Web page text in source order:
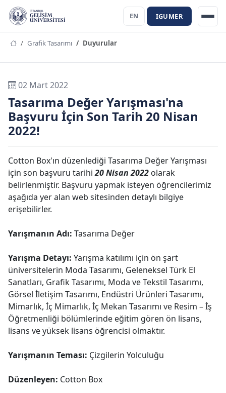
EN IGUMER
Grafik Tasarımı Duyurular
02 Mart 2022
Tasarıma Değer Yarışması'na
Başvuru İçin Son Tarih 20 Nisan
2022!
Cotton Box'ın düzenlediği Tasarıma Değer Yarışması
için son başvuru tarihi20 Nisan 2022 olarak
belirlenmiştir. Başvuru yapmak isteyen öğrencilerimiz
aşağıda yer alan web sitesinden detaylı bilgiye
erişebilirler.
Yarışmanın Adı: Tasarıma Değer
Yarışma Detayı: Yarışma katılımı için ön şart
üniversitelerin Moda Tasarımı, Geleneksel Türk El
Sanatları, Grafik Tasarımı, Moda ve Tekstil Tasarımı,
Görsel İletişim Tasarımı, Endüstri Ürünleri Tasarımı,
Mimarlık, İç Mimarlık, İç Mekan Tasarımı ve Resim – İş
Öğretmenliği bölümlerinde eğitim gören ön lisans,
lisans ve yüksek lisans öğrencisi olmaktır.
Yarışmanın Teması: Çizgilerin Yolculuğu
Düzenleyen: Cotton Box